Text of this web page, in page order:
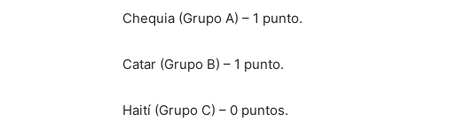
Chequia (Grupo A) – 1 punto.
Catar (Grupo B) – 1 punto.
Haití (Grupo C) – 0 puntos.